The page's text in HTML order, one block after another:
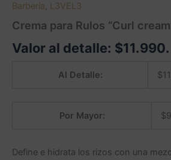
Barbería, L3VEL3
Crema para Rulos “Curl
Valor al detalle: $11.990.
Al Detalle: $
Por Mayor: $
Define e hidrata los rizos con una